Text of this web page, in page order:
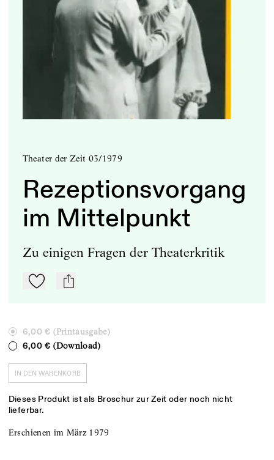
Theater der Zeit 03/1979
Rezeptionsvorgang
im Mittelpunkt
Zu einigen Fragen der Theaterkritik
Zu Mein-TdZ hinzufügen
mail
6,00 €(Printausgabe)
6,00 €(Download)
IN DEN WARENKORB
Dieses Produkt ist als Broschur zur Zeit oder noch nicht
lieferbar.
Erschienen im März 1979